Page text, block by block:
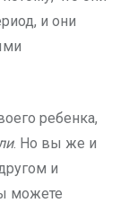
и они
ребенка,
. Но вы же и
и
можете